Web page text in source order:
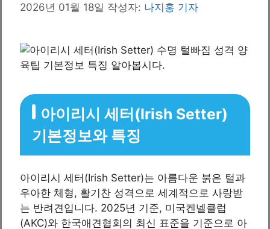
2026년 01월 18일 작성자: 나지홍 기자
아이리시 세터(Irish Setter)
기본정보와 특징
아이리시 세터(Irish Setter)는 아름다운 붉은 털과
우아한 체형, 활기찬 성격으로 세계적으로 사랑받
는 반려견입니다. 2025년 기준, 미국켄넬클럽
(AKC)와 한국애견협회의 최신 표준을 기준으로 아